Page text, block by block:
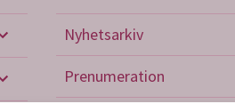
Vårdriktlinjer
Nyhetsarkiv
Prenumeration